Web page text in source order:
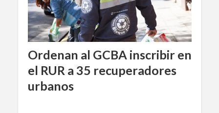
Ordenan al GCBA inscribir en
el RUR a 35 recuperadores
urbanos